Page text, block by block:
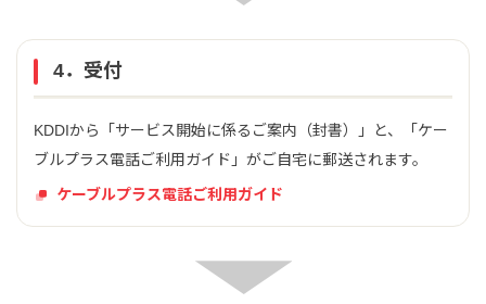
4．受付
KDDIから「サービス開始に係るご案内（封書）」と、「ケー
ブルプラス電話ご利用ガイド」がご自宅に郵送されます。
ケーブルプラス電話ご利用ガイド